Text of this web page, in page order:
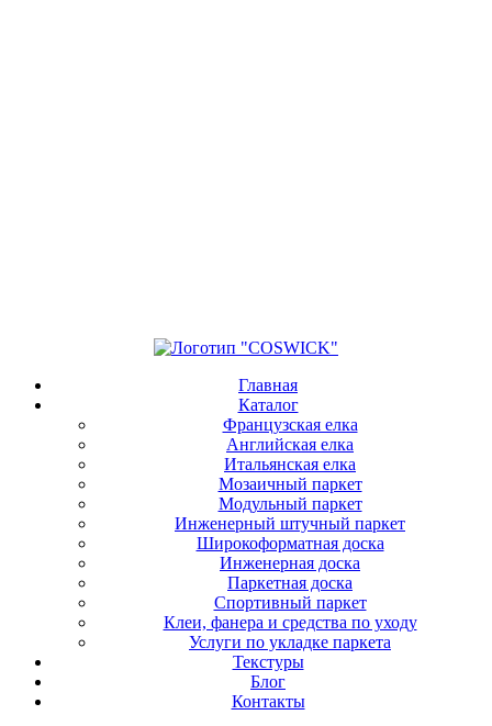
Главная
Каталог
Французская елка
Английская елка
Итальянская елка
Мозаичный паркет
Модульный паркет
Инженерный штучный паркет
Широкоформатная доска
Инженерная доска
Паркетная доска
Спортивный паркет
Клеи, фанера и средства по уходу
Услуги по укладке паркета
Текстуры
Блог
Контакты